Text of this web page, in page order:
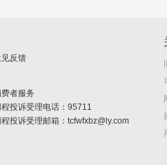
反馈
者服务
程投诉受理电话：95711
程投诉受理邮箱：tcfwfxbz@ly.com